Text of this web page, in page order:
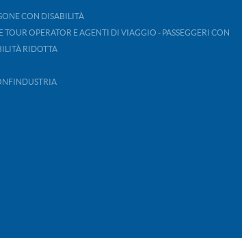
CON DISABILITÀ
OPERATOR E AGENTI DI VIAGGIO - PASSEGGERI CON
RIDOTTA